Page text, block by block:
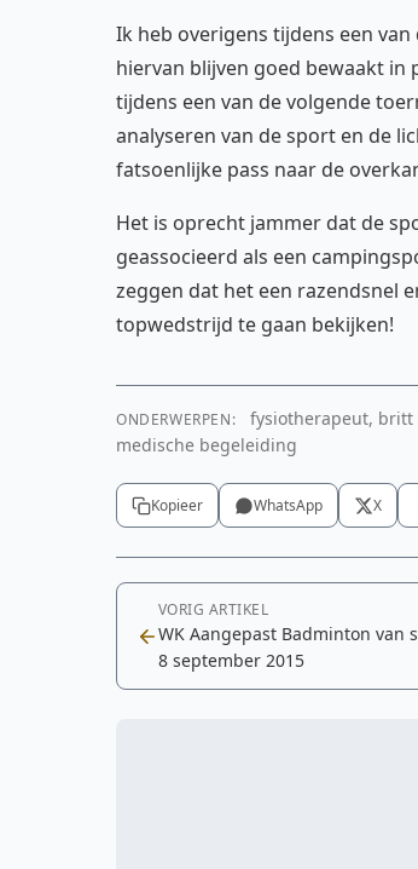
Ik heb overigens tijdens een
hiervan blijven goed bewaakt in
tijdens een van de volgende
analyseren van de sport en de
fatsoenlijke pass naar de
Het is oprecht jammer dat de
geassocieerd als een
zeggen dat het een razendsnel
topwedstrijd te gaan bekijken!
ONDERWERPEN:
fysiotherapeut, britt
medische begeleiding
Kopieer WhatsApp X
VORIG ARTIKEL
WK Aangepast Badminton van
8 september 2015